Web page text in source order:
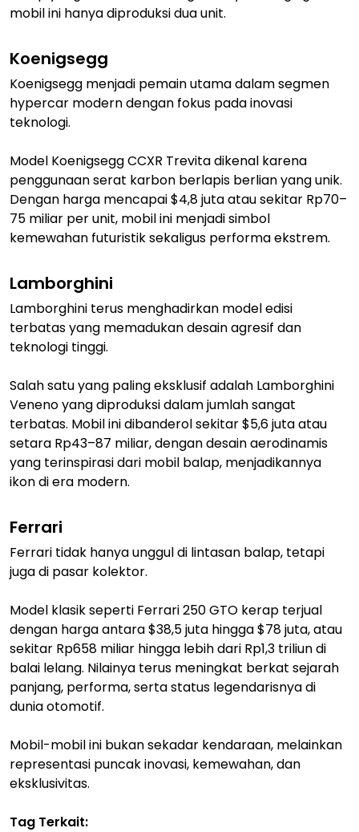
mobil ini hanya diproduksi dua unit.
Koenigsegg
Koenigsegg menjadi pemain utama dalam segmen
hypercar modern dengan fokus pada inovasi
teknologi.
Model Koenigsegg CCXR Trevita dikenal karena
penggunaan serat karbon berlapis berlian yang unik.
Dengan harga mencapai $4,8 juta atau sekitar Rp70–
75 miliar per unit, mobil ini menjadi simbol
kemewahan futuristik sekaligus performa ekstrem.
Lamborghini
Lamborghini terus menghadirkan model edisi
terbatas yang memadukan desain agresif dan
teknologi tinggi.
Salah satu yang paling eksklusif adalah Lamborghini
Veneno yang diproduksi dalam jumlah sangat
terbatas. Mobil ini dibanderol sekitar $5,6 juta atau
setara Rp43–87 miliar, dengan desain aerodinamis
yang terinspirasi dari mobil balap, menjadikannya
ikon di era modern.
Ferrari
Ferrari tidak hanya unggul di lintasan balap, tetapi
juga di pasar kolektor.
Model klasik seperti Ferrari 250 GTO kerap terjual
dengan harga antara $38,5 juta hingga $78 juta, atau
sekitar Rp658 miliar hingga lebih dari Rp1,3 triliun di
balai lelang. Nilainya terus meningkat berkat sejarah
panjang, performa, serta status legendarisnya di
dunia otomotif.
Mobil-mobil ini bukan sekadar kendaraan, melainkan
representasi puncak inovasi, kemewahan, dan
eksklusivitas.
Tag Terkait: